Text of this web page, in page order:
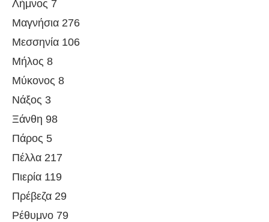
Λήμνος 7
Μαγνήσια 276
Μεσσηνία 106
Μήλος 8
Μύκονος 8
Νάξος 3
Ξάνθη 98
Πάρος 5
Πέλλα 217
Πιερία 119
Πρέβεζα 29
Ρέθυμνο 79